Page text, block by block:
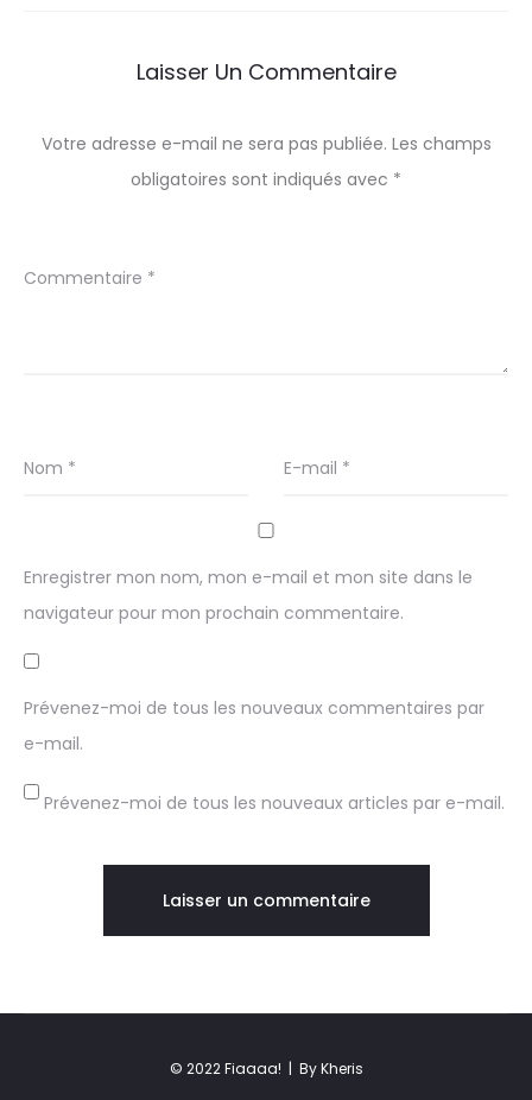
Laisser Un Commentaire
Votre adresse e-mail ne sera pas publiée. Les champs
obligatoires sont indiqués avec *
Commentaire *
Nom * E-mail *
Enregistrer mon nom, mon e-mail et mon site dans le
navigateur pour mon prochain commentaire.
Prévenez-moi de tous les nouveaux commentaires par
e-mail.
Prévenez-moi de tous les nouveaux articles par e-mail.
© 2022 Fiaaaa! | By Kheris